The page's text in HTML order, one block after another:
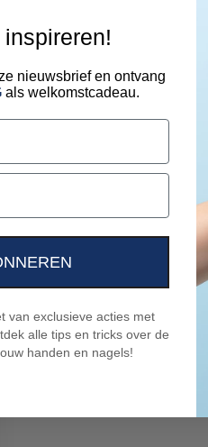
nieuwsbrief en ontvang
als welkomstcadeau.
van exclusieve acties met
alle tips en tricks over de
handen en nagels!